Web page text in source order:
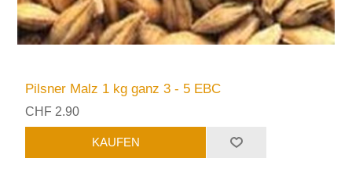
Pilsner Malz 1 kg ganz 3 - 5 EBC
CHF 2.90